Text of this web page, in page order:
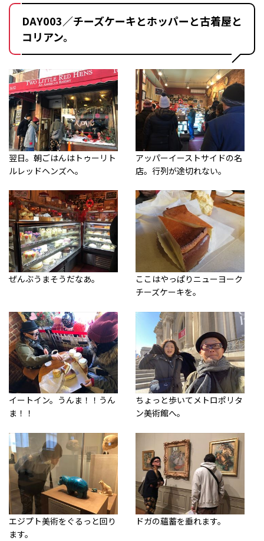
DAY003／チーズケーキとホッパーと古着屋と
コリアン。
翌日。朝ごはんはトゥーリト
ルレッドヘンズへ。
アッパーイーストサイドの名
店。行列が途切れない。
ぜんぶうまそうだなあ。
ここはやっぱりニューヨーク
チーズケーキを。
イートイン。うんま！！うん
ま！！
ちょっと歩いてメトロポリタ
ン美術館へ。
エジプト美術をぐるっと回り
ます。
ドガの蘊蓄を垂れます。